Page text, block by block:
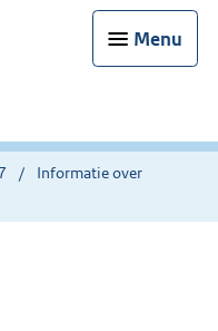
Menu
Informatie over